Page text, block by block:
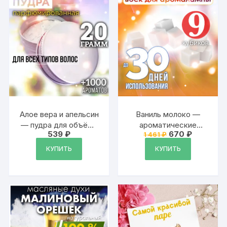
Алое вера и апельсин
— пудра для объёма
волос Аурасо, 20 гр
539₽
КУПИТЬ
Ваниль молоко —
ароматические
кубики Аурасо,
ароматический воск,
аромакубики для
1 461₽
составляла
670₽Текущая
КУПИТЬ